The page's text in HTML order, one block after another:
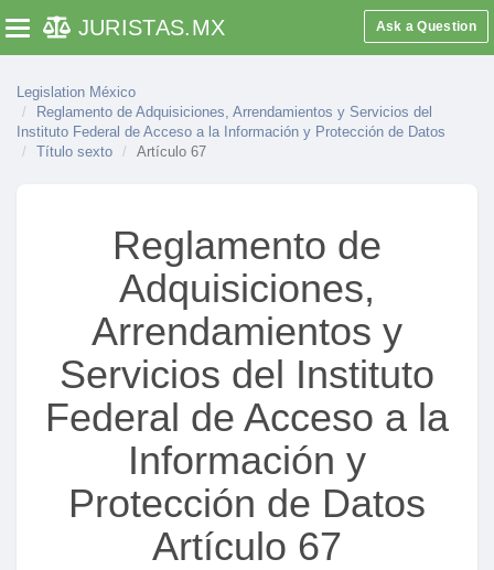
Toggle navigation
JURISTAS.MX Ask a Question
Legislation México
Reglamento de Adquisiciones, Arrendamientos y Servicios del
Instituto Federal de Acceso a la Información y Protección de Datos
Título sexto
Artículo 67
Reglamento de
Adquisiciones,
Arrendamientos y
Servicios del Instituto
Federal de Acceso a la
Información y
Protección de Datos
Artículo 67
Artículo 8
Artículo 10
Artículo 11
Artículo 14
Artículo 15
Artículo 16
Título segundo
Artículo 17
Artículo 18
Artículo 20